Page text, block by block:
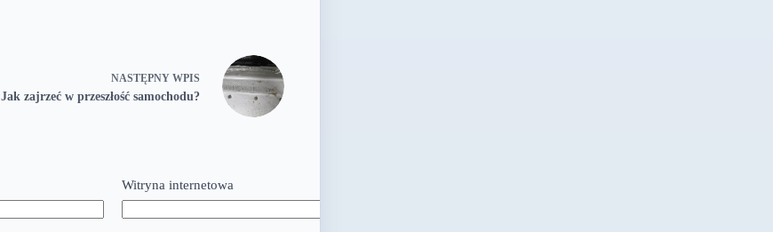
NASTĘPNY WPIS
Jak zajrzeć w przeszłość samochodu?
Witryna internetowa